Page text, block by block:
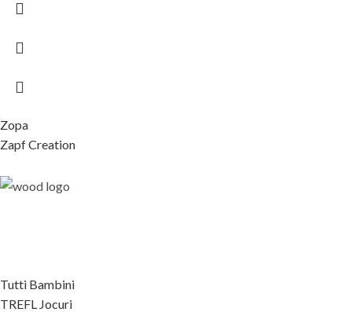
Zopa
Zapf Creation
Tutti Bambini
TREFL Jocuri